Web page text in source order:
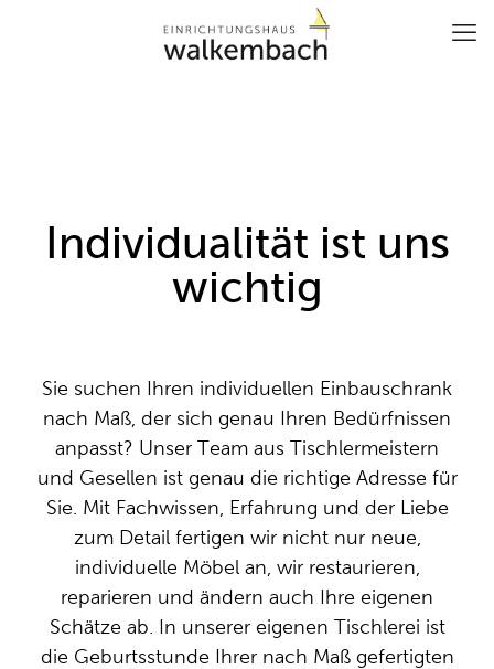
Individualität ist uns
wichtig
Sie suchen Ihren individuellen Einbauschrank
nach Maß, der sich genau Ihren Bedürfnissen
anpasst? Unser Team aus Tischlermeistern
und Gesellen ist genau die richtige Adresse für
Sie. Mit Fachwissen, Erfahrung und der Liebe
zum Detail fertigen wir nicht nur neue,
individuelle Möbel an, wir restaurieren,
reparieren und ändern auch Ihre eigenen
Schätze ab. In unserer eigenen Tischlerei ist
die Geburtsstunde Ihrer nach Maß gefertigten